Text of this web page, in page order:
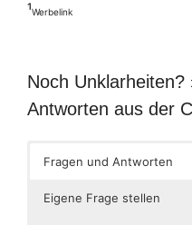
¹Werbelink
Noch Unklarheiten?
Antworten aus der
Fragen und Antworten
Eigene Frage stellen